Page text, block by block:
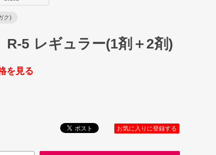
ク)
R-5 レギュラー(1剤＋2剤)
を見る
お気に入りに登録する